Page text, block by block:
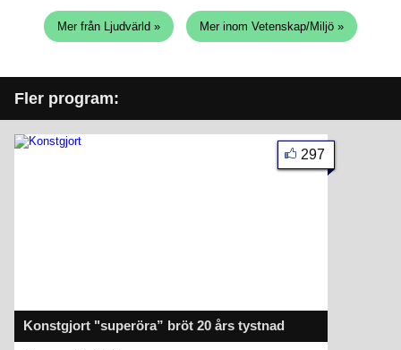
Mer från Ljudvärld » Mer inom Vetenskap/Miljö »
Fler program:
Konstgjort "superöra” bröt 20 års tystnad
297